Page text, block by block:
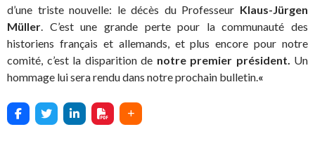
d’une triste nouvelle: le décès du Professeur Klaus-Jürgen
Müller. C’est une grande perte pour la communauté des
historiens français et allemands, et plus encore pour notre
comité, c’est la disparition de notre premier président. Un
hommage lui sera rendu dans notre prochain bulletin.«